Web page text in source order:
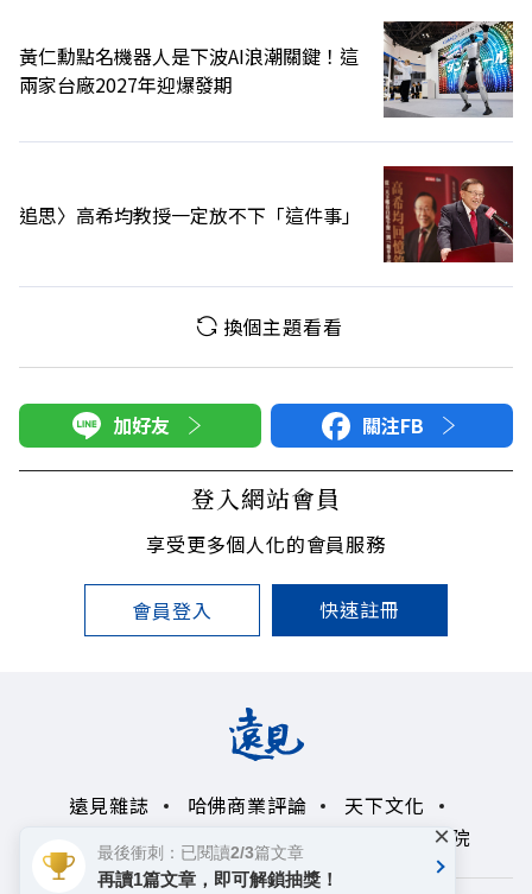
黃仁勳點名機器人是下波AI浪潮關鍵！這
兩家台廠2027年迎爆發期
追思〉高希均教授一定放不下「這件事」
換個主題看看
加好友 關注FB
登入網站會員
享受更多個人化的會員服務
會員登入 快速註冊
遠見雜誌 哈佛商業評論
天下文化
未來親子學習平台
50+ 領導影響力學院
最後衝刺：已閱讀2/3篇文章
再讀1篇文章，即可解鎖抽獎！
×